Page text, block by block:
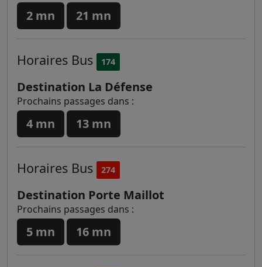
2 mn 21 mn
Horaires Bus 174
Destination La Défense
Prochains passages dans :
4 mn 13 mn
Horaires Bus 274
Destination Porte Maillot
Prochains passages dans :
5 mn 16 mn